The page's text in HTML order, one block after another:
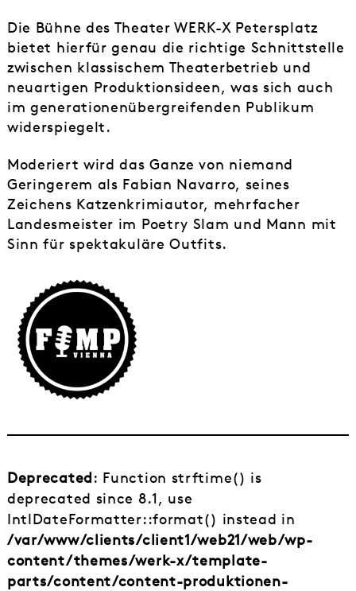
Die Bühne des Theater WERK-X Petersplatz
bietet hierfür genau die richtige Schnittstelle
zwischen klassischem Theaterbetrieb und
neuartigen Produktionsideen, was sich auch
im generationenübergreifenden Publikum
widerspiegelt.
Moderiert wird das Ganze von niemand
Geringerem als Fabian Navarro, seines
Zeichens Katzenkrimiautor, mehrfacher
Landesmeister im Poetry Slam und Mann mit
Sinn für spektakuläre Outfits.
Deprecated: Function strftime() is
deprecated since 8.1, use
IntlDateFormatter::format() instead in
/var/www/clients/client1/web21/web/wp-
content/themes/werk-x/template-
parts/content/content-produktionen-